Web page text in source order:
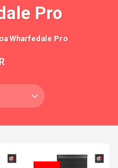
Pro
Wharfedale Pro